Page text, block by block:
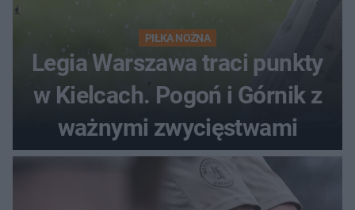
PIŁKA NOŻNA
Legia Warszawa traci punkty
w Kielcach. Pogoń i Górnik z
ważnymi zwycięstwami